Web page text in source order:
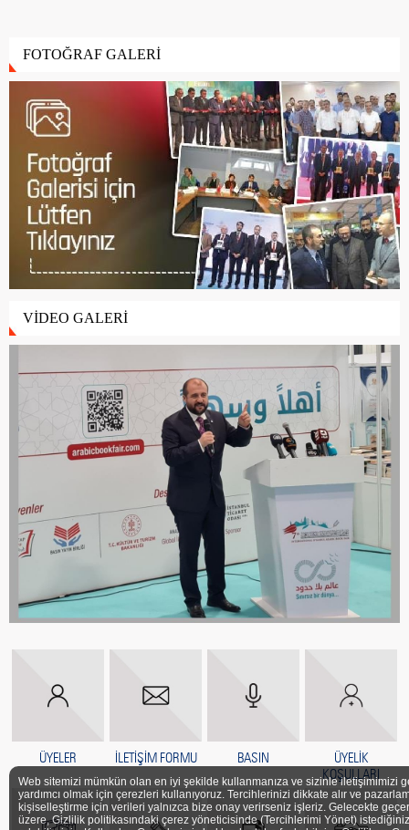
FOTOĞRAF GALERİ
VİDEO GALERİ
ÜYELER İLETİŞİM FORMU BASIN
ÜYELİK
KOŞULLARI
Web sitemizi mümkün olan en iyi şekilde kullanmanıza ve sizinle iletişimimizi
yardımcı olmak için çerezleri kullanıyoruz. Tercihlerinizi dikkate alır ve
kişiselleştirme için verileri yalnızca bize onay verirseniz işleriz. Gelecekte
üzere, Gizlilik politikasındaki çerez yöneticisinde (Tercihlerimi Yönet)